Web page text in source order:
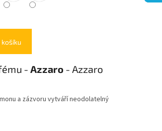
- Azzaro - Azzaro
a zázvoru vytváří neodolatelný